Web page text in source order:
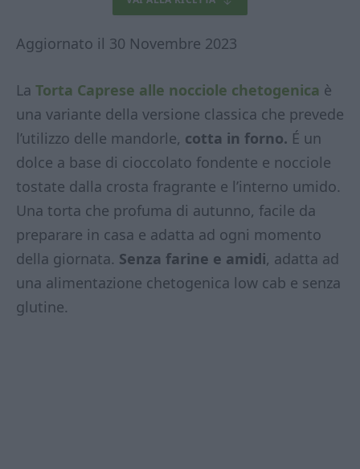
Aggiornato il 30 Novembre 2023
La Torta Caprese alle nocciole chetogenica è
una variante della versione classica che prevede
l’utilizzo delle mandorle, cotta in forno. É un
dolce a base di cioccolato fondente e nocciole
tostate dalla crosta fragrante e l’interno umido.
Una torta che profuma di autunno, facile da
preparare in casa e adatta ad ogni momento
della giornata. Senza farine e amidi, adatta ad
una alimentazione chetogenica low cab e senza
glutine.